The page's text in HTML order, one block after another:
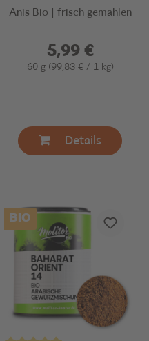
Anis Bio | frisch gemahlen
5,99 €
60 g (99,83 € / 1 kg)
Details
BIO